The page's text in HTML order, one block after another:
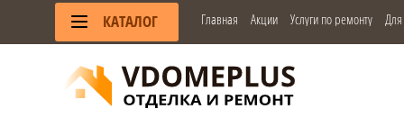
КАТАЛОГ Главная Акции Услуги по ремонту